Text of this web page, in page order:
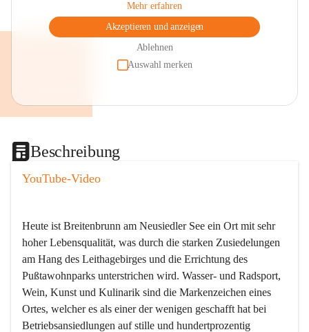
Mehr erfahren
Akzeptieren und anzeigen
Ablehnen
Auswahl merken
Beschreibung
YouTube-Video
Heute ist Breitenbrunn am Neusiedler See ein Ort mit sehr
hoher Lebensqualität, was durch die starken Zusiedelungen
am Hang des Leithagebirges und die Errichtung des
Pußtawohnparks unterstrichen wird. Wasser- und Radsport,
Wein, Kunst und Kulinarik sind die Markenzeichen eines
Ortes, welcher es als einer der wenigen geschafft hat bei
Betriebsansiedlungen auf stille und hundertprozentig